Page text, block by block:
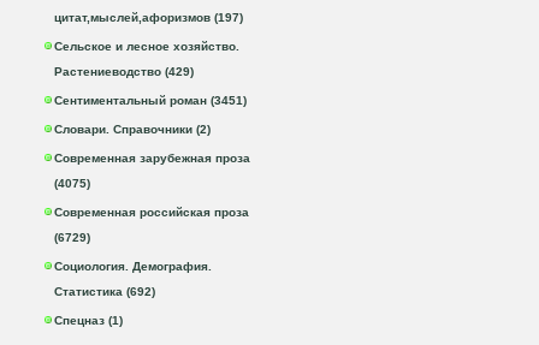
цитат,мыслей,афоризмов (197)
Сельское и лесное хозяйство.
Растениеводство (429)
Сентиментальный роман (3451)
Словари. Справочники (2)
Современная зарубежная проза
(4075)
Современная российская проза
(6729)
Социология. Демография.
Статистика (692)
Спецназ (1)